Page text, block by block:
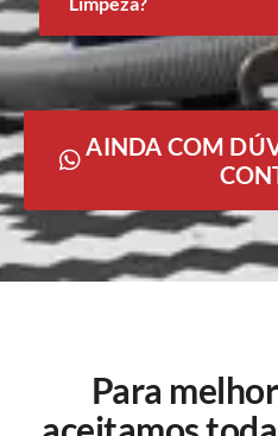
AINDA COM
Para